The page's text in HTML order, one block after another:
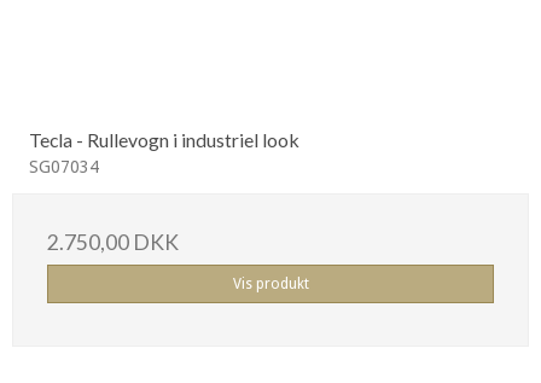
Tecla - Rullevogn i industriel look
SG07034
2.750,00 DKK
Vis produkt